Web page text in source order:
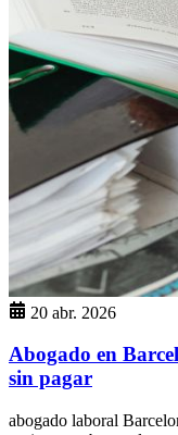
20 abr. 2026
Abogado en
sin pagar
abogado laboral